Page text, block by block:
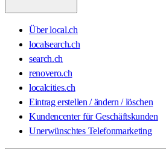
Über local.ch
localsearch.ch
search.ch
renovero.ch
localcities.ch
Eintrag erstellen / ändern / löschen
Kundencenter für Geschäftskunden
Unerwünschtes Telefonmarketing